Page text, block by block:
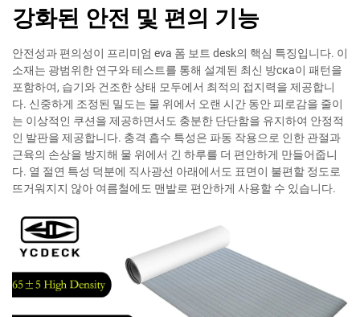
강화된 안전 및 편의 기능
안전성과 편의성이 프리미엄 eva 폼 보트 desk의 핵심 특징입니다. 이
소재는 광범위한 연구와 테스트를 통해 설계된 최신 방ска이 패턴을
포함하여, 습기와 건조한 상태 모두에서 최적의 접지력을 제공합니
다. 신중하게 조정된 밀도는 물 위에서 오랜 시간 동안 피로감을 줄이
는 이상적인 쿠션을 제공하면서도 충분한 단단함을 유지하여 안정적
인 발판을 제공합니다. 충격 흡수 특성은 파동 작용으로 인한 관절과
근육의 손상을 방지해 물 위에서 긴 하루를 더 편안하게 만들어줍니
다. 열 절연 특성 덕분에 직사광선 아래에서도 표면이 불편할 정도로
뜨거워지지 않아 여름철에도 맨발로 편안하게 사용할 수 있습니다.